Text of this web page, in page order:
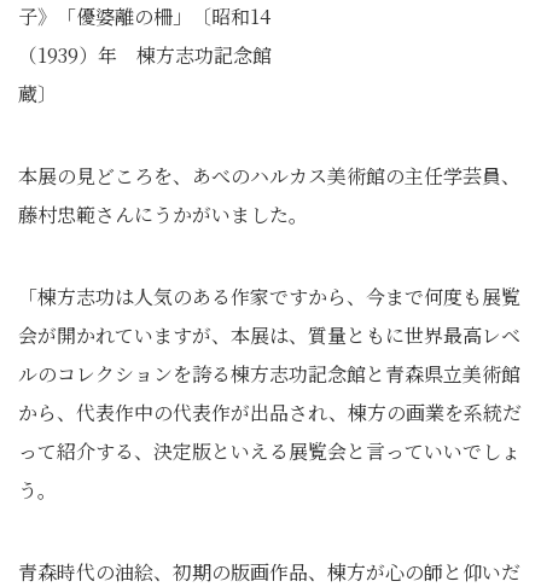
子》「優婆離の柵」〔昭和14
（1939）年 棟方志功記念館
蔵〕
本展の見どころを、あべのハルカス美術館の主任学芸員、
藤村忠範さんにうかがいました。
「棟方志功は人気のある作家ですから、今まで何度も展覧
会が開かれていますが、本展は、質量ともに世界最高レベ
ルのコレクションを誇る棟方志功記念館と青森県立美術館
から、代表作中の代表作が出品され、棟方の画業を系統だ
って紹介する、決定版といえる展覧会と言っていいでしょ
う。
青森時代の油絵、初期の版画作品、棟方が心の師と仰いだ